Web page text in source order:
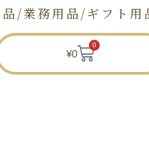
/業務用品/ギフト用
¥0
0